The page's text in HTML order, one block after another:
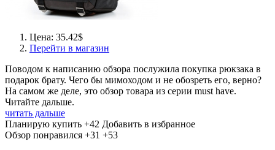
Цена: 35.42$
Перейти в магазин
Поводом к написанию обзора послужила покупка рюкзака в
подарок брату. Чего бы мимоходом и не обозреть его, верно?
На самом же деле, это обзор товара из серии must have.
Читайте дальше.
читать дальше
Планирую купить +42 Добавить в избранное
Обзор понравился +31 +53